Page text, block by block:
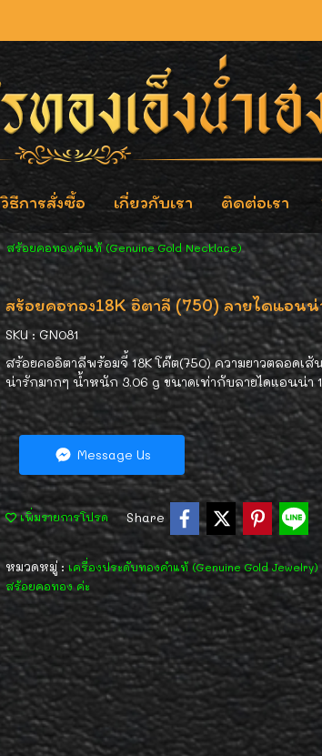
วิธีการสั่งซื้อ เกี่ยวกับเรา ติดต่อเรา
สร้อยคอทองคำแท้ (Genuine Gold Necklace)
สร้อยคอทอง18K อิตาลี (750) ลายไดแอน
SKU : GN081
สร้อยคออิตาลีพร้อมจี้ 18K โค๊ต(750) ความยาวตลอดเ
น่ารักมากๆ น้ำหนัก 3.06 g ขนาดเท่ากับลายไดแอนน่
Message Us
เพิ่มรายการโปรด Share
หมวดหมู่ :เครื่องประดับทองคำแท้ (Genuine Gold Jewelry)
สร้อยคอทอง ค่ะ